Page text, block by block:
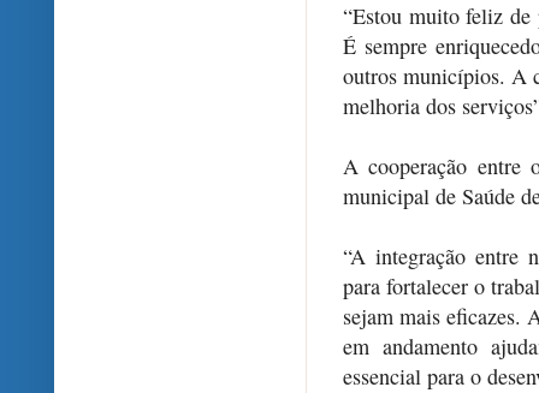
“Estou muito feliz de
É sempre
outros municípios. A
melhoria dos
A cooperação entre
municipal de Saúde
“A integração entre
para fortalecer o
sejam mais eficazes.
em andamento
essencial para o